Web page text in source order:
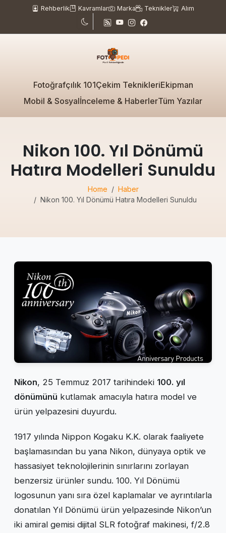
Rehberlik Kavramlar Marka Teknikler Alım
Fotoğrafçılık 101Çekim TeknikleriEkipman
Mobil & Sosyalİnceleme & HaberlerTüm Yazılar
Nikon 100. Yıl Dönümü
Hatıra Modelleri Sunuldu
Home
Haber
Nikon 100. Yıl Dönümü Hatıra Modelleri Sunuldu
Nikon, 25 Temmuz 2017 tarihindeki 100. yıl
dönümünü kutlamak amacıyla hatıra model ve
ürün yelpazesini duyurdu.
1917 yılında Nippon Kogaku K.K. olarak faaliyete
başlamasından bu yana Nikon, dünyaya optik ve
hassasiyet teknolojilerinin sınırlarını zorlayan
benzersiz ürünler sundu. 100. Yıl Dönümü
logosunun yanı sıra özel kaplamalar ve ayrıntılarla
donatılan Yıl Dönümü ürün yelpazesinde Nikon’un
iki amiral gemisi dijital SLR fotoğraf makinesi, f/2.8